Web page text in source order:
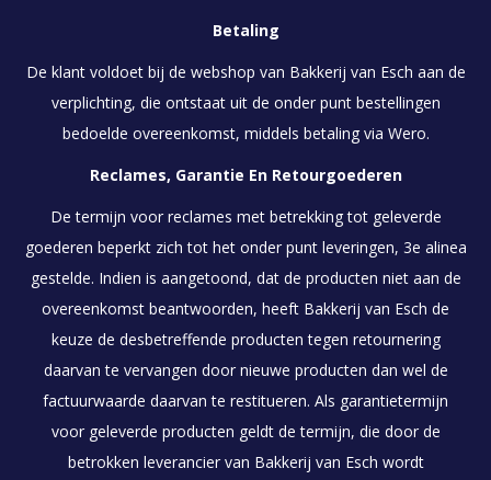
Betaling
De klant voldoet bij de webshop van Bakkerij van Esch aan de
verplichting, die ontstaat uit de onder punt bestellingen
bedoelde overeenkomst, middels betaling via Wero.
Reclames, Garantie En Retourgoederen
De termijn voor reclames met betrekking tot geleverde
goederen beperkt zich tot het onder punt leveringen, 3e alinea
gestelde. Indien is aangetoond, dat de producten niet aan de
overeenkomst beantwoorden, heeft Bakkerij van Esch de
keuze de desbetreffende producten tegen retournering
daarvan te vervangen door nieuwe producten dan wel de
factuurwaarde daarvan te restitueren. Als garantietermijn
voor geleverde producten geldt de termijn, die door de
betrokken leverancier van Bakkerij van Esch wordt